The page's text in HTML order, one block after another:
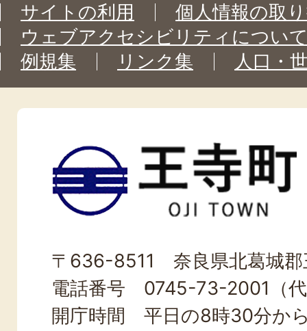
サイトの利用
個人情報の取
ウェブアクセシビリティについ
例規集
リンク集 人口・
王
寺
町
TOWN
〒636-8511 奈良県北葛城郡
電話番号 0745-73-2001（
開庁時間 平日の8時30分か